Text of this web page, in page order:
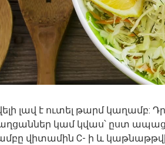
լավ է ուտել թարմ կաղամբ:
կամ կվաս՝ ըստ
վիտամին C- ի և